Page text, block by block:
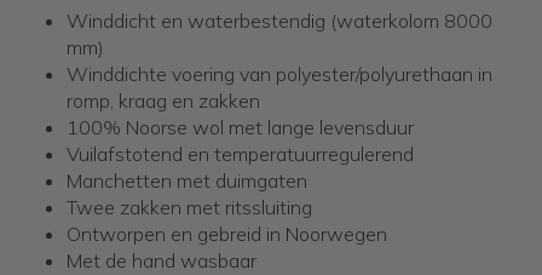
Winddicht en waterbestendig (waterkolom 8000
mm)
Winddichte voering van polyester/polyurethaan in
romp, kraag en zakken
100% Noorse wol met lange levensduur
Vuilafstotend en temperatuurregulerend
Manchetten met duimgaten
Twee zakken met ritssluiting
Ontworpen en gebreid in Noorwegen
Met de hand wasbaar